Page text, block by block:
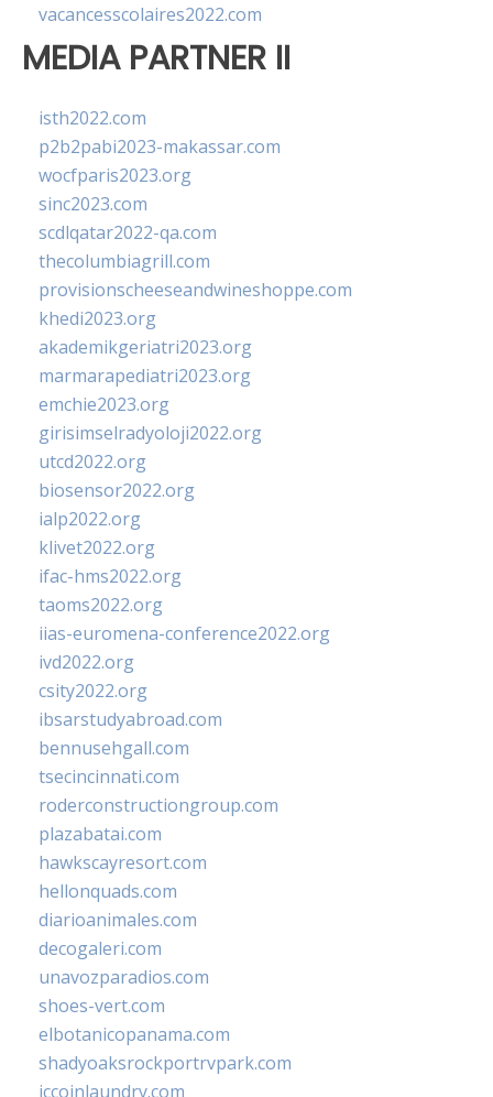
vacancesscolaires2022.com
MEDIA PARTNER II
isth2022.com
p2b2pabi2023-makassar.com
wocfparis2023.org
sinc2023.com
scdlqatar2022-qa.com
thecolumbiagrill.com
provisionscheeseandwineshoppe.com
khedi2023.org
akademikgeriatri2023.org
marmarapediatri2023.org
emchie2023.org
girisimselradyoloji2022.org
utcd2022.org
biosensor2022.org
ialp2022.org
klivet2022.org
ifac-hms2022.org
taoms2022.org
iias-euromena-conference2022.org
ivd2022.org
csity2022.org
ibsarstudyabroad.com
bennusehgall.com
tsecincinnati.com
roderconstructiongroup.com
plazabatai.com
hawkscayresort.com
hellonquads.com
diarioanimales.com
decogaleri.com
unavozparadios.com
shoes-vert.com
elbotanicopanama.com
shadyoaksrockportrvpark.com
jccoinlaundry.com